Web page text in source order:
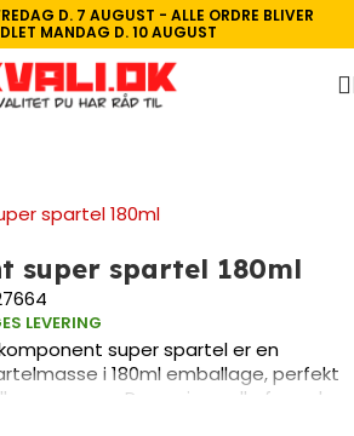
D. 7 AUGUST - ALLE ORDRE BLIVER
MANDAG D. 10 AUGUST
/ Hurtigtørrende spartel
super spartel 180ml
LEVERING
super spartel er en
i 180ml emballage, perfekt
og revner. Den universelle formula
og andre overflader. Produktet er